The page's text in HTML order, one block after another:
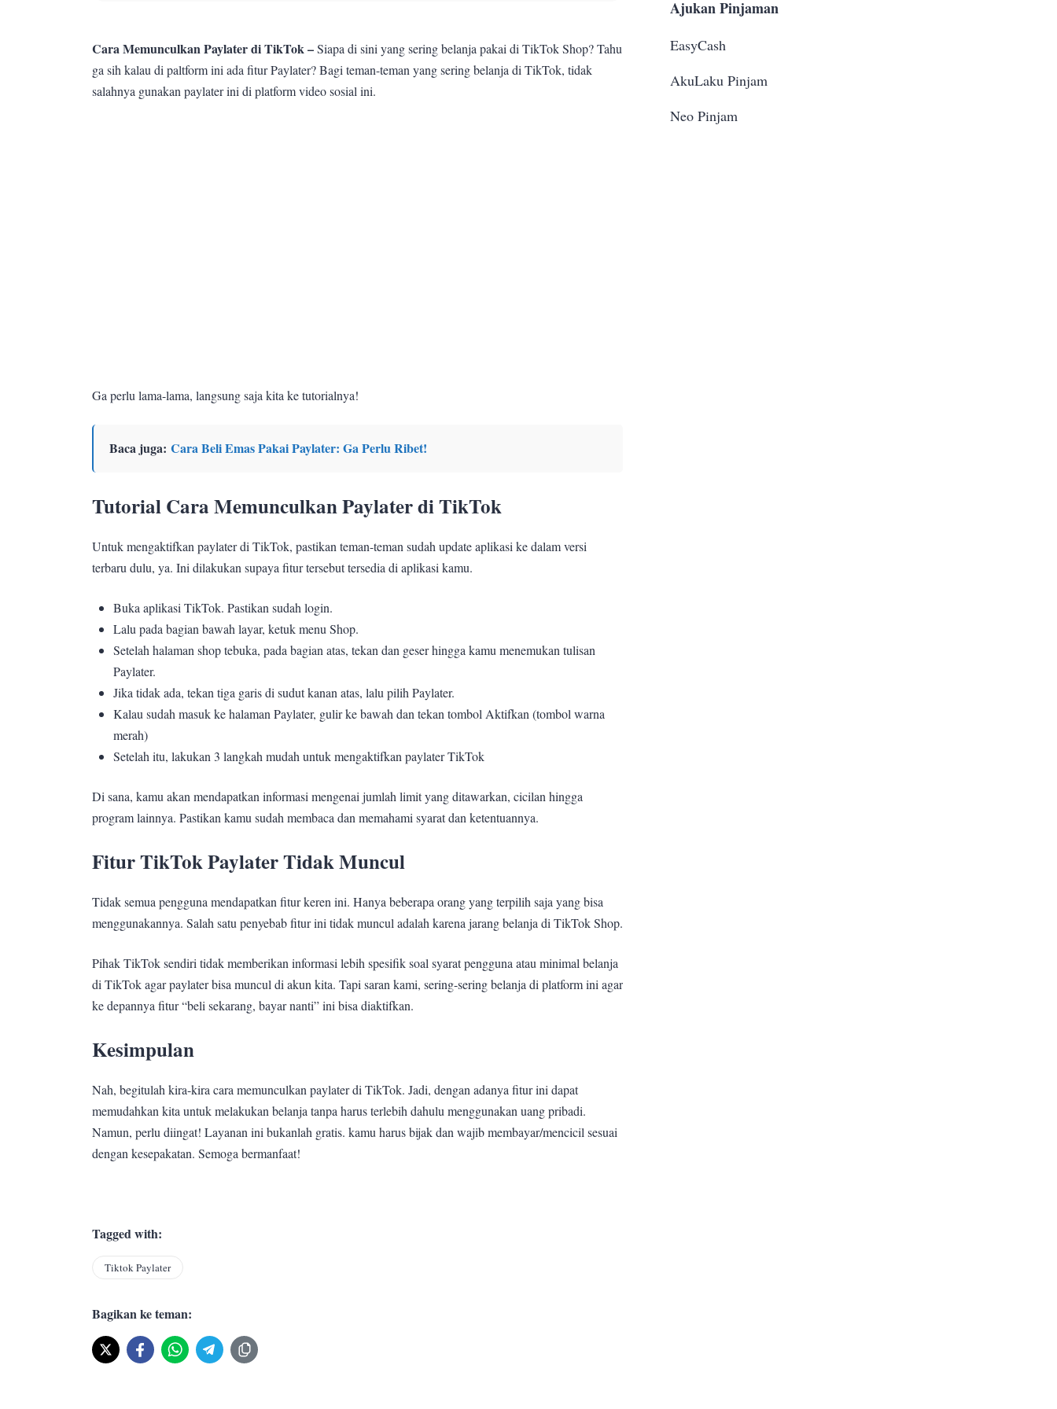
Cara Memunculkan Paylater di TikTok –Siapa di sini yang sering belanja pakai di TikTok Shop? Tahu
ga sih kalau di paltform ini ada fitur Paylater? Bagi teman-teman yang sering belanja di TikTok, tidak
salahnya gunakan paylater ini di platform video sosial ini.
Ga perlu lama-lama, langsung saja kita ke tutorialnya!
Baca juga: Cara Beli Emas Pakai Paylater: Ga Perlu Ribet!
Tutorial Cara Memunculkan Paylater di TikTok
Untuk mengaktifkan paylater di TikTok, pastikan teman-teman sudah update aplikasi ke dalam versi
terbaru dulu, ya. Ini dilakukan supaya fitur tersebut tersedia di aplikasi kamu.
Buka aplikasi TikTok. Pastikan sudah login.
Lalu pada bagian bawah layar, ketuk menu Shop.
Setelah halaman shop tebuka, pada bagian atas, tekan dan geser hingga kamu menemukan tulisan
Paylater.
Jika tidak ada, tekan tiga garis di sudut kanan atas, lalu pilih Paylater.
Kalau sudah masuk ke halaman Paylater, gulir ke bawah dan tekan tombol Aktifkan (tombol warna
merah)
Setelah itu, lakukan 3 langkah mudah untuk mengaktifkan paylater TikTok
Di sana, kamu akan mendapatkan informasi mengenai jumlah limit yang ditawarkan, cicilan hingga
program lainnya. Pastikan kamu sudah membaca dan memahami syarat dan ketentuannya.
Fitur TikTok Paylater Tidak Muncul
Tidak semua pengguna mendapatkan fitur keren ini. Hanya beberapa orang yang terpilih saja yang bisa
menggunakannya. Salah satu penyebab fitur ini tidak muncul adalah karena jarang belanja di TikTok Shop.
Pihak TikTok sendiri tidak memberikan informasi lebih spesifik soal syarat pengguna atau minimal belanja
di TikTok agar paylater bisa muncul di akun kita. Tapi saran kami, sering-sering belanja di platform ini agar
ke depannya fitur “beli sekarang, bayar nanti” ini bisa diaktifkan.
Kesimpulan
Nah, begitulah kira-kira cara memunculkan paylater di TikTok. Jadi, dengan adanya fitur ini dapat
memudahkan kita untuk melakukan belanja tanpa harus terlebih dahulu menggunakan uang pribadi.
Namun, perlu diingat! Layanan ini bukanlah gratis. kamu harus bijak dan wajib membayar/mencicil sesuai
dengan kesepakatan. Semoga bermanfaat!
Tagged with:
Tiktok Paylater
Bagikan ke teman:
Ajukan Pinjaman
EasyCash
AkuLaku Pinjam
Neo Pinjam